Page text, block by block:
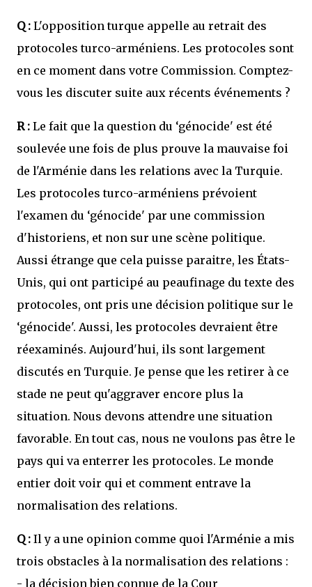
Q : L'opposition turque appelle au retrait des
protocoles turco-arméniens. Les protocoles sont
en ce moment dans votre Commission. Comptez-
vous les discuter suite aux récents événements ?
R : Le fait que la question du ‘génocide' est été
soulevée une fois de plus prouve la mauvaise foi
de l'Arménie dans les relations avec la Turquie.
Les protocoles turco-arméniens prévoient
l'examen du ‘génocide' par une commission
d'historiens, et non sur une scène politique.
Aussi étrange que cela puisse paraitre, les États-
Unis, qui ont participé au peaufinage du texte des
protocoles, ont pris une décision politique sur le
‘génocide'. Aussi, les protocoles devraient être
réexaminés. Aujourd'hui, ils sont largement
discutés en Turquie. Je pense que les retirer à ce
stade ne peut qu'aggraver encore plus la
situation. Nous devons attendre une situation
favorable. En tout cas, nous ne voulons pas être le
pays qui va enterrer les protocoles. Le monde
entier doit voir qui et comment entrave la
normalisation des relations.
Q : Il y a une opinion comme quoi l'Arménie a mis
trois obstacles à la normalisation des relations :
- la décision bien connue de la Cour